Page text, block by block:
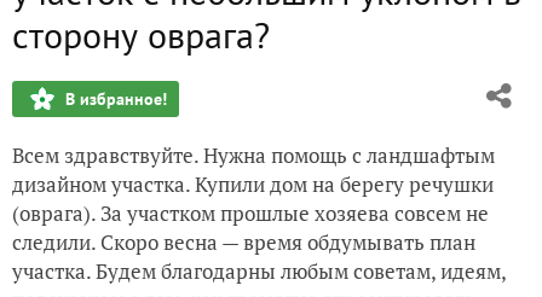
сторону оврага?
В избранное!
Всем здравствуйте. Нужна помощь с ландшафтым
дизайном участка. Купили дом на берегу речушки
(оврага). За участком прошлые хозяева совсем не
следили. Скоро весна — время обдумывать план
участка. Будем благодарны любым советам, идеям,